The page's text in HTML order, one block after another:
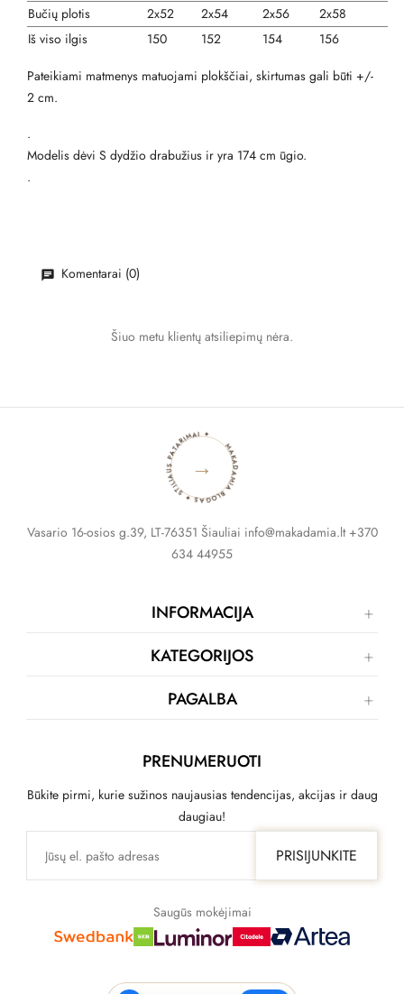
Bučių plotis
2x52 2x54 2x56
2x58
Iš viso ilgis
150 152 154 156
Pateikiami matmenys matuojami plokščiai, skirtumas gali būti +/-
2 cm.
.
Modelis dėvi S dydžio drabužius ir yra 174 cm ūgio.
.
Komentarai (0)
Šiuo metu klientų atsiliepimų nėra.
MAKADAMIA BLOGAS ✦ STILIAUS PATARIMAI ✦
→
Vasario 16-osios g.39, LT-76351 Šiauliai info@makadamia.lt +370
634 44955
INFORMACIJA
KATEGORIJOS
PAGALBA
PRENUMERUOTI
Būkite pirmi, kurie sužinos naujausias tendencijas, akcijas ir daug
daugiau!
PRISIJUNKITE
Saugūs mokėjimai